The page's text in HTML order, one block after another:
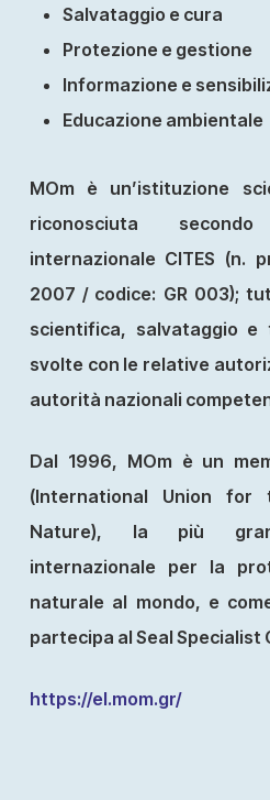
Salvataggio e cura
Protezione e gestione
Informazione e
Educazione ambientale
MOm è un’istituzione
riconosciuta
internazionale CITES (n.
2007 / codice: GR 003);
scientifica, salvataggio e
svolte con le relative
autorità nazionali
Dal 1996, MOm è un
(International Union for
Nature), la più
internazionale per la
naturale al mondo, e
partecipa al Seal Specialist
https://el.mom.gr/